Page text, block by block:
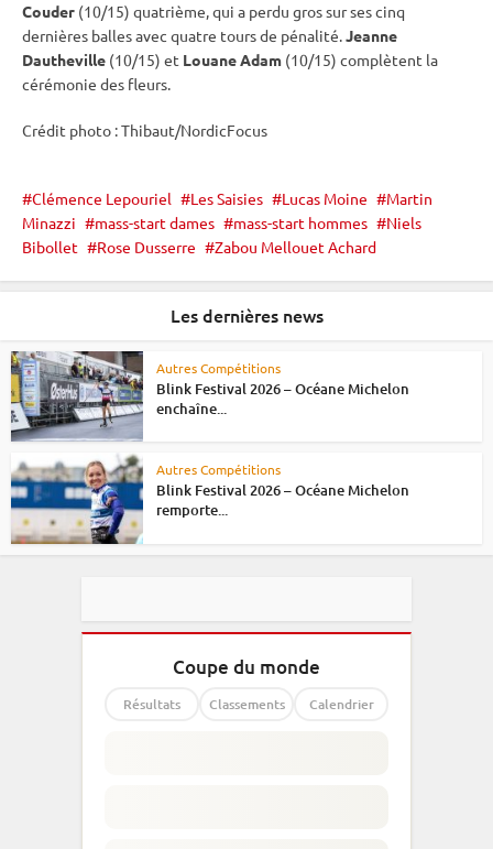
Couder (10/15) quatrième, qui a perdu gros sur ses cinq
dernières balles avec quatre tours de pénalité.Jeanne
Dautheville (10/15) et Louane Adam (10/15) complètent la
cérémonie des fleurs.
Crédit photo : Thibaut/NordicFocus
Clémence Lepouriel Les Saisies Lucas Moine
Martin
Minazzi
mass-start dames mass-start hommes
Niels
Bibollet
Rose Dusserre Zabou Mellouet Achard
Les dernières news
Autres Compétitions
Blink Festival 2026 – Océane Michelon
enchaîne...
Autres Compétitions
Blink Festival 2026 – Océane Michelon
remporte...
Coupe du monde
Résultats Classements Calendrier